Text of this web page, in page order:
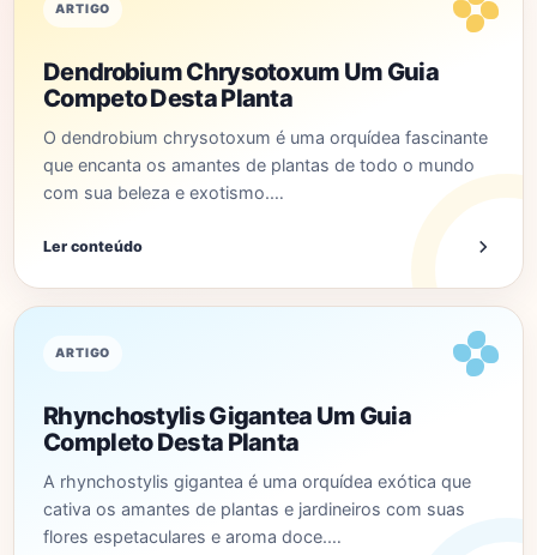
ARTIGO
Dendrobium Chrysotoxum Um Guia
Competo Desta Planta
O dendrobium chrysotoxum é uma orquídea fascinante
que encanta os amantes de plantas de todo o mundo
com sua beleza e exotismo.…
Ler conteúdo
ARTIGO
Rhynchostylis Gigantea Um Guia
Completo Desta Planta
A rhynchostylis gigantea é uma orquídea exótica que
cativa os amantes de plantas e jardineiros com suas
flores espetaculares e aroma doce.…